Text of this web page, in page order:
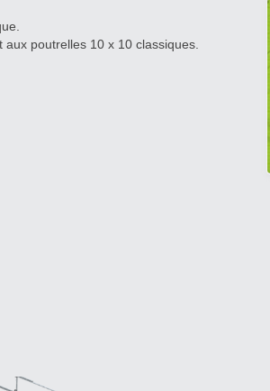
poutrelles 10 x 10 classiques.